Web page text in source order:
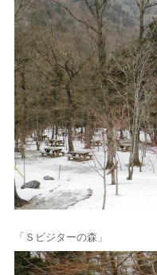
「Ｓビジターの森」